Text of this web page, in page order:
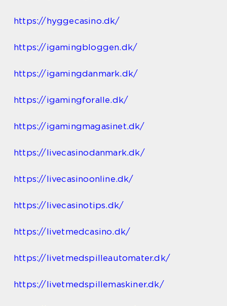
https://hyggecasino.dk/
https://igamingbloggen.dk/
https://igamingdanmark.dk/
https://igamingforalle.dk/
https://igamingmagasinet.dk/
https://livecasinodanmark.dk/
https://livecasinoonline.dk/
https://livecasinotips.dk/
https://livetmedcasino.dk/
https://livetmedspilleautomater.dk/
https://livetmedspillemaskiner.dk/